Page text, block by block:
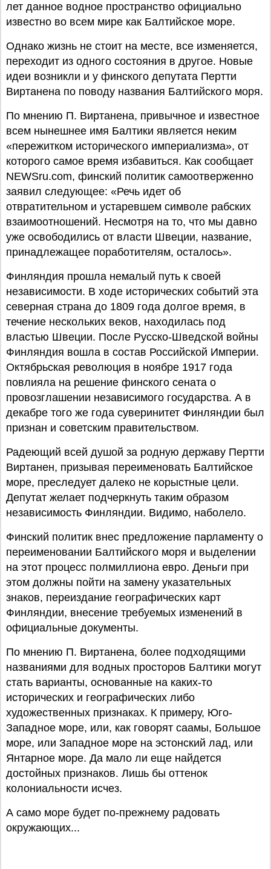
лет данное водное пространство официально
известно во всем мире как Балтийское море.
Однако жизнь не стоит на месте, все изменяется,
переходит из одного состояния в другое. Новые
идеи возникли и у финского депутата Пертти
Виртанена по поводу названия Балтийского моря.
По мнению П. Виртанена, привычное и известное
всем нынешнее имя Балтики является неким
«пережитком исторического империализма», от
которого самое время избавиться. Как сообщает
NEWSru.com, финский политик самоотверженно
заявил следующее: «Речь идет об
отвратительном и устаревшем символе рабских
взаимоотношений. Несмотря на то, что мы давно
уже освободились от власти Швеции, название,
принадлежащее поработителям, осталось».
Финляндия прошла немалый путь к своей
независимости. В ходе исторических событий эта
северная страна до 1809 года долгое время, в
течение нескольких веков, находилась под
властью Швеции. После Русско-Шведской войны
Финляндия вошла в состав Российской Империи.
Октябрьская революция в ноябре 1917 года
повлияла на решение финского сената о
провозглашении независимого государства. А в
декабре того же года суверинитет Финляндии был
признан и советским правительством.
Радеющий всей душой за родную державу Пертти
Виртанен, призывая переименовать Балтийское
море, преследует далеко не корыстные цели.
Депутат желает подчеркнуть таким образом
независимость Финляндии. Видимо, наболело.
Финский политик внес предложение парламенту о
переименовании Балтийского моря и выделении
на этот процесс полмиллиона евро. Деньги при
этом должны пойти на замену указательных
знаков, переиздание географических карт
Финляндии, внесение требуемых изменений в
официальные документы.
По мнению П. Виртанена, более подходящими
названиями для водных просторов Балтики могут
стать варианты, основанные на каких-то
исторических и географических либо
художественных признаках. К примеру, Юго-
Западное море, или, как говорят саамы, Большое
море, или Западное море на эстонский лад, или
Янтарное море. Да мало ли еще найдется
достойных признаков. Лишь бы оттенок
колониальности исчез.
А само море будет по-прежнему радовать
окружающих...